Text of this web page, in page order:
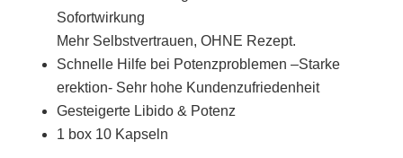
Sofortwirkung
Mehr Selbstvertrauen, OHNE Rezept.
Schnelle Hilfe bei Potenzproblemen –Starke
erektion- Sehr hohe Kundenzufriedenheit
Gesteigerte Libido & Potenz
1 box 10 Kapseln